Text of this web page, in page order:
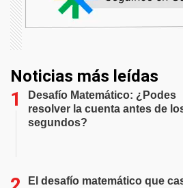
Noticias más leídas
Desafío Matemático: ¿Podes
resolver la cuenta antes de
segundos?
El desafío matemático que